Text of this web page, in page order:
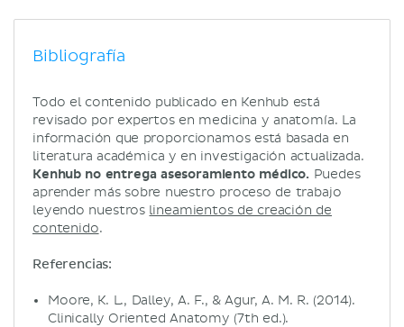
Bibliografía
Todo el contenido publicado en Kenhub está
revisado por expertos en medicina y anatomía. La
información que proporcionamos está basada en
literatura académica y en investigación actualizada.
Kenhub no entrega asesoramiento médico. Puedes
aprender más sobre nuestro proceso de trabajo
leyendo nuestros lineamientos de creación de
contenido.
Referencias:
Moore, K. L., Dalley, A. F., & Agur, A. M. R. (2014).
Clinically Oriented Anatomy (7th ed.).